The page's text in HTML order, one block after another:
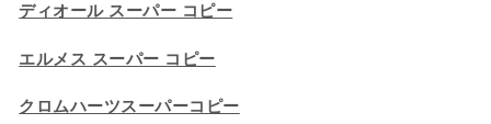
ディオール スーパー コピー
エルメス スーパー コピー
クロムハーツスーパーコピー